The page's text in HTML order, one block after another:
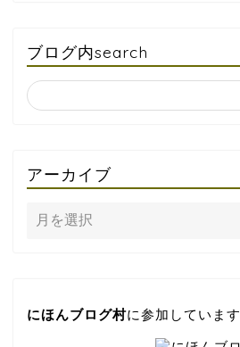
ブログ内search
アーカイブ
にほんブログ村に参加しています